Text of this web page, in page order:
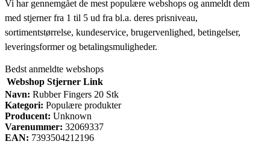
Vi har gennemgået de mest populære webshops og anmeldt dem
med stjerner fra 1 til 5 ud fra bl.a. deres prisniveau,
sortimentstørrelse, kundeservice, brugervenlighed, betingelser,
leveringsformer og betalingsmuligheder.
Bedst anmeldte webshops
Webshop Stjerner Link
Navn: Rubber Fingers 20 Stk
Kategori: Populære produkter
Producent: Unknown
Varenummer: 32069337
EAN: 7393504212196